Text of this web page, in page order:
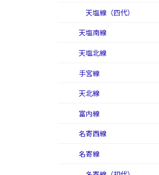
天塩線（四代）
天塩南線
天塩北線
手宮線
天北線
富内線
名寄西線
名寄線